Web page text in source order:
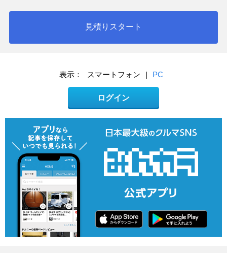
見積りスタート
表示： スマートフォン | PC
ログイン